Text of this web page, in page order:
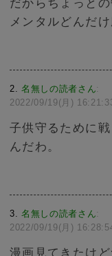
だからちょっと
メンタルどんだ
2 名無しの読者さん:
2022/09/19(月)
子供守るために
んだわ。
3 名無しの読者さん:
2022/09/19(月)
漫画見てきたけ